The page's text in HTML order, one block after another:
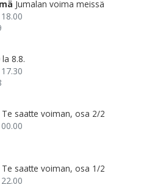
Jumalan voima meissä
la 8.8.
Te saatte voiman, osa 2/2
Te saatte voiman, osa 1/2